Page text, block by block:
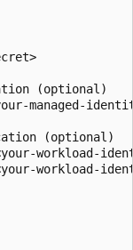
(optional)
managed-
(optional)
workload-
workload-